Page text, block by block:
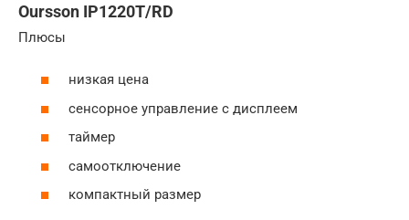
Oursson IP1220T/RD
Плюсы
низкая цена
сенсорное управление с дисплеем
таймер
самоотключение
компактный размер